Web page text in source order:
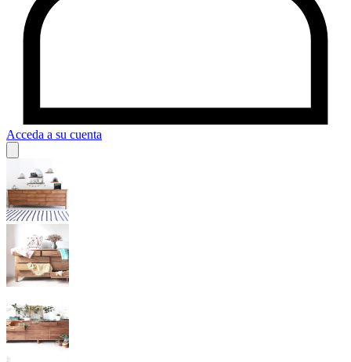
Acceda a su cuenta